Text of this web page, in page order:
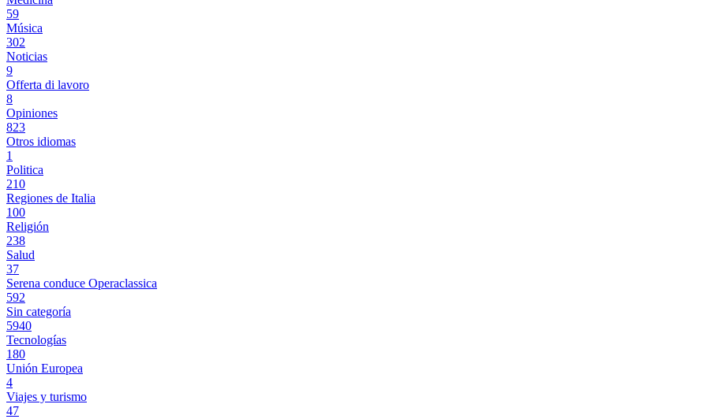
59
Música
302
Noticias
9
Offerta di lavoro
8
Opiniones
823
Otros idiomas
1
Politica
210
Regiones de Italia
100
Religión
238
Salud
37
Serena conduce Operaclassica
592
Sin categoría
5940
Tecnologías
180
Unión Europea
4
Viajes y turismo
47